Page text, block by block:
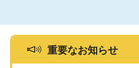
重要なお知らせ